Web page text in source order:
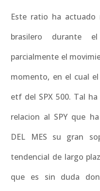
Este ratio ha
brasilero durante
parcialmente el
momento, en el cual
etf del SPX 500. Tal
relacion al SPY que
DEL MES su gran
tendencial de largo
que es sin duda